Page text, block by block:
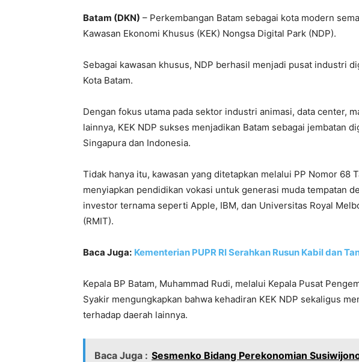
Batam (DKN) – Perkembangan Batam sebagai kota modern
Kawasan Ekonomi Khusus (KEK) Nongsa Digital Park (NDP).
Sebagai kawasan khusus, NDP berhasil menjadi pusat industri
Kota Batam.
Dengan fokus utama pada sektor industri animasi, data center,
lainnya, KEK NDP sukses menjadikan Batam sebagai jembatan
Singapura dan Indonesia.
Tidak hanya itu, kawasan yang ditetapkan melalui PP Nomor 68
menyiapkan pendidikan vokasi untuk generasi muda tempatan
investor ternama seperti Apple, IBM, dan Universitas Royal
(RMIT).
Baca Juga: Kementerian PUPR RI Serahkan Rusun Kabil dan
Kepala BP Batam, Muhammad Rudi, melalui Kepala Pusat
Syakir mengungkapkan bahwa kehadiran KEK NDP sekaligus
terhadap daerah lainnya.
Baca Juga : Sesmenko Bidang Perekonomian